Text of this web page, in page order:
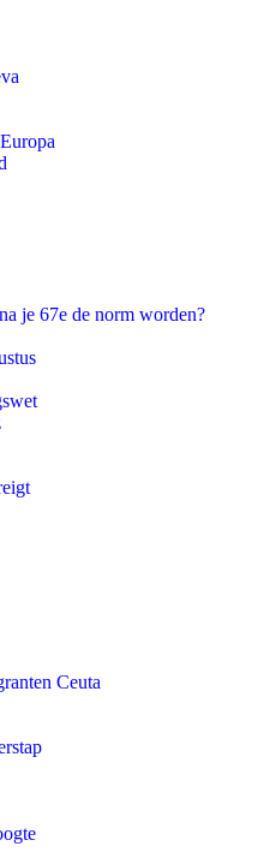
je 67e de norm worden?
Ceuta